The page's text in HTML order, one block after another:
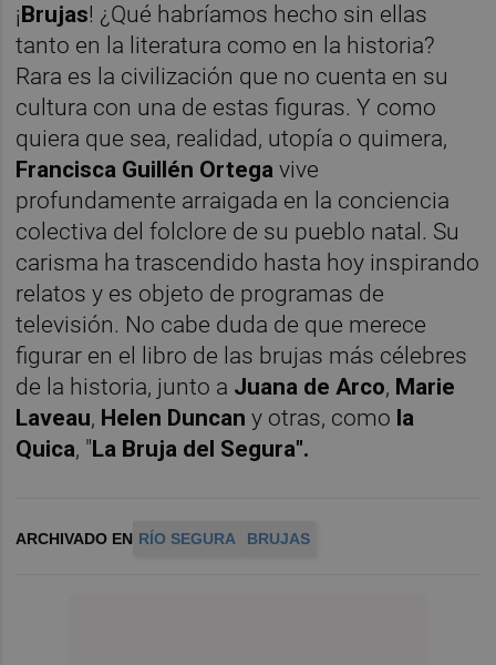
¡ Brujas! ¿Qué habríamos hecho sin ellas
tanto en la literatura como en la historia?
Rara es la civilización que no cuenta en su
cultura con una de estas figuras. Y como
quiera que sea, realidad, utopía o quimera,
Francisca Guillén Ortega vive
profundamente arraigada en la conciencia
colectiva del folclore de su pueblo natal. Su
carisma ha trascendido hasta hoy inspirando
relatos y es objeto de programas de
televisión. No cabe duda de que merece
figurar en el libro de las brujas más célebres
de la historia, junto a Juana de Arco, Marie
Laveau, Helen Duncan y otras, como la
Quica, " La Bruja del Segura".
ARCHIVADO EN RÍO SEGURA BRUJAS